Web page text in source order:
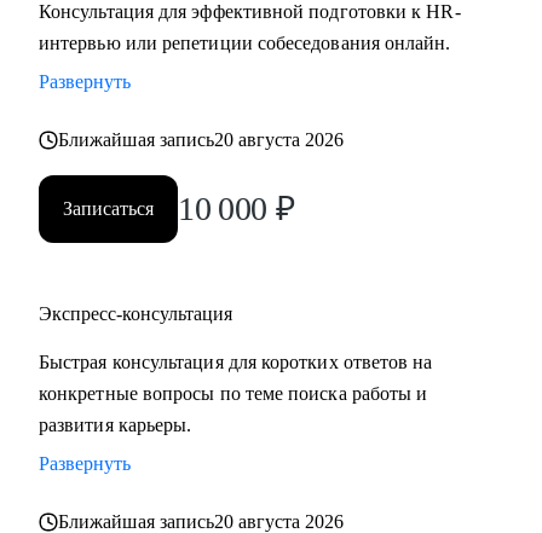
Консультация для эффективной подготовки к HR-
интервью или репетиции собеседования онлайн.
Развернуть
Ближайшая запись20 августа 2026
Записаться 10 000 ₽
Экспресс-консультация
Быстрая консультация для коротких ответов на
конкретные вопросы по теме поиска работы и
развития карьеры.
Развернуть
Ближайшая запись20 августа 2026